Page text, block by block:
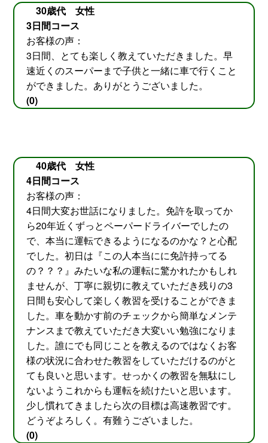
30歳代 女性
3日間コース
お客様の声：
3日間、とても楽しく教えていただきました。早
速近くのスーパーまで子供と一緒に車で行くこと
ができました。ありがとうございました。
(0)
40歳代 女性
4日間コース
お客様の声：
4日間大変お世話になりました。免許を取ってか
ら20年近くずっとペーパードライバーでしたの
で、本当に運転できるようになるのかな？と心配
でした。初日は『この人本当にに免許持ってる
の？？？』みたいな私の運転に驚かれたかもしれ
ませんが、丁寧に親切に教えていただき残りの3
日間も安心して楽しく教習を受けることができま
した。車を動かす前のチェックから簡単なメンテ
ナンスまで教えていただき大変いい勉強になりま
した。誰にでも同じことを教えるのではなくお客
様の状況に合わせた教習をしていただけるのがと
ても良いと思います。せっかくの教習を無駄にし
ないようこれからも運転を続けたいと思います。
少し慣れてきましたら次の目標は高速教習です。
どうぞよろしく。有難うございました。
(0)